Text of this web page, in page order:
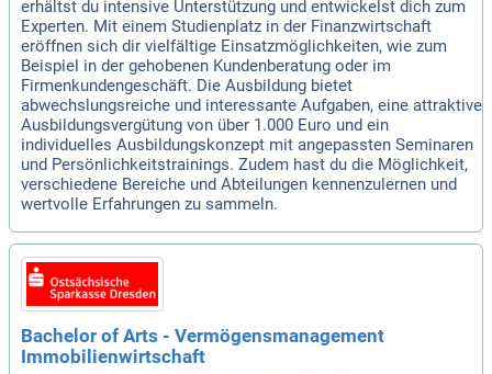
erhältst du intensive Unterstützung und entwickelst dich zum
Experten. Mit einem Studienplatz in der Finanzwirtschaft
eröffnen sich dir vielfältige Einsatzmöglichkeiten, wie zum
Beispiel in der gehobenen Kundenberatung oder im
Firmenkundengeschäft. Die Ausbildung bietet
abwechslungsreiche und interessante Aufgaben, eine attraktive
Ausbildungsvergütung von über 1.000 Euro und ein
individuelles Ausbildungskonzept mit angepassten Seminaren
und Persönlichkeitstrainings. Zudem hast du die Möglichkeit,
verschiedene Bereiche und Abteilungen kennenzulernen und
wertvolle Erfahrungen zu sammeln.
Bachelor of Arts - Vermögensmanagement
Immobilienwirtschaft